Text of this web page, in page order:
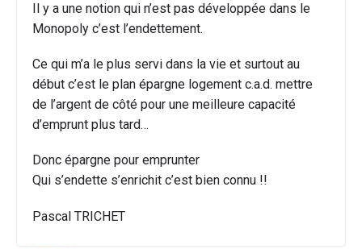
Il y a une notion qui n’est pas développée dans le
Monopoly c’est l’endettement.
Ce qui m’a le plus servi dans la vie et surtout au
début c’est le plan épargne logement c.a.d. mettre
de l’argent de côté pour une meilleure capacité
d’emprunt plus tard…
Donc épargne pour emprunter
Qui s’endette s’enrichit c’est bien connu !!
Pascal TRICHET